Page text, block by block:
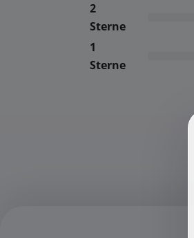
2
Sterne
1
Sterne